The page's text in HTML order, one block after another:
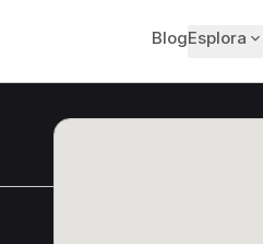
BlogEsplora